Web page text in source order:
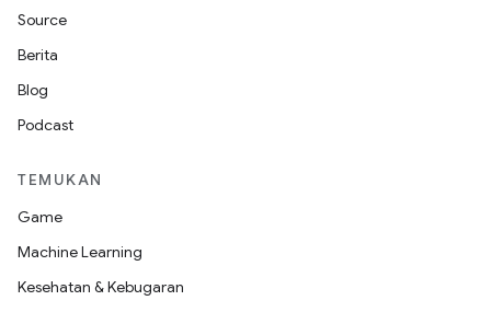
Source
Berita
Blog
Podcast
TEMUKAN
Game
Machine Learning
Kesehatan & Kebugaran